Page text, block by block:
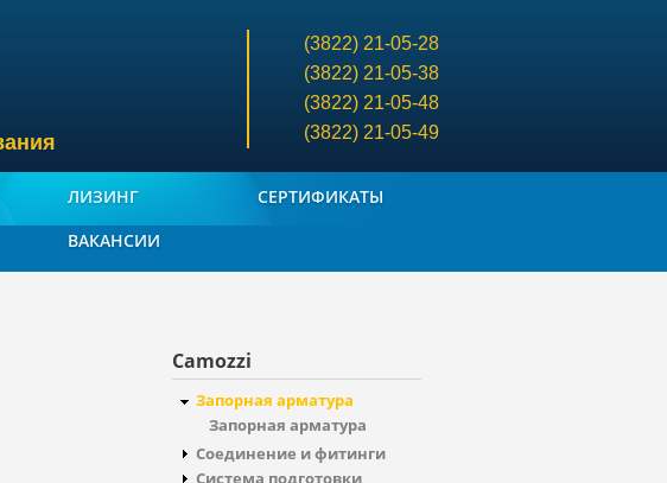
Контакты в шапке сайта
(3822) 21-05-28
(3822) 21-05-38
(3822) 21-05-48
(3822) 21-05-49
ЛИЗИНГ
СЕРТИФИКАТЫ
ВАКАНСИИ
Camozzi
Запорная арматура
Запорная арматура
Соединение и фитинги
Система подготовки